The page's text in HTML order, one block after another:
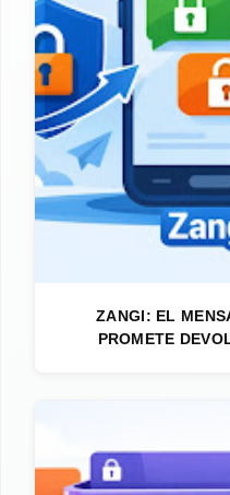
ZANGI: EL
PROMETE